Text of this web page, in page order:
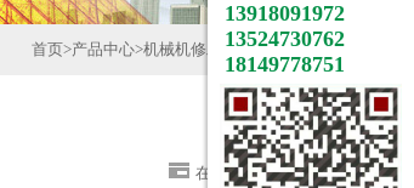
首页>产品中心>机械机修工具总汇>
在线咨询
13918091972
13524730762
18149778751